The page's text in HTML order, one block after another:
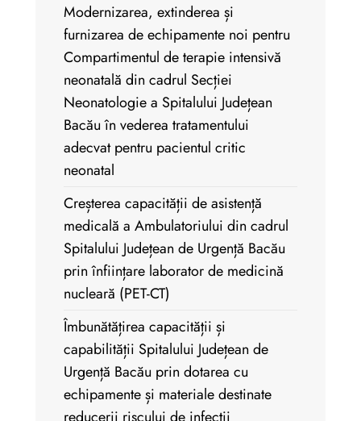
Modernizarea, extinderea și
furnizarea de echipamente noi pentru
Compartimentul de terapie intensivă
neonatală din cadrul Secției
Neonatologie a Spitalului Județean
Bacău în vederea tratamentului
adecvat pentru pacientul critic
neonatal
Creșterea capacității de asistență
medicală a Ambulatoriului din cadrul
Spitalului Județean de Urgență Bacău
prin înființare laborator de medicină
nucleară (PET-CT)
Îmbunătățirea capacității și
capabilității Spitalului Județean de
Urgență Bacău prin dotarea cu
echipamente și materiale destinate